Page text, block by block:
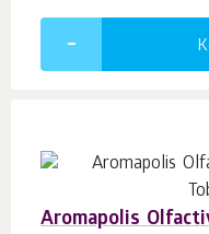
Aromapolis